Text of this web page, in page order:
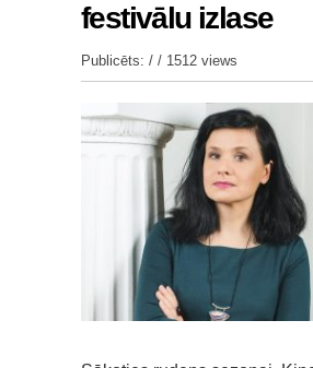
festivālu izlase
Publicēts: / / 1512 views